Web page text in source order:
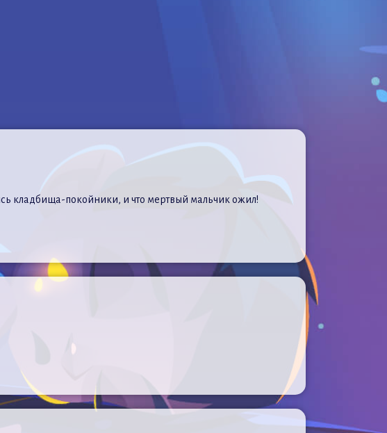
кладбища-покойники, и что мертвый мальчик ожил!